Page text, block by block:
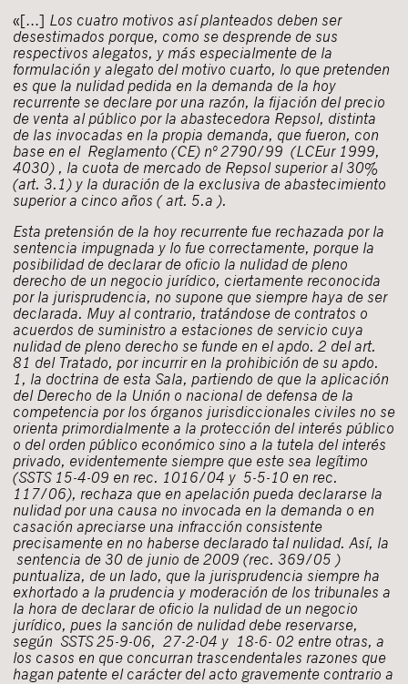
«[…] Los cuatro motivos así planteados deben ser
desestimados porque, como se desprende de sus
respectivos alegatos, y más especialmente de la
formulación y alegato del motivo cuarto, lo que pretenden
es que la nulidad pedida en la demanda de la hoy
recurrente se declare por una razón, la fijación del precio
de venta al público por la abastecedora Repsol, distinta
de las invocadas en la propia demanda, que fueron, con
base en el Reglamento (CE) nº 2790/99 (LCEur 1999,
4030) , la cuota de mercado de Repsol superior al 30%
(art. 3.1) y la duración de la exclusiva de abastecimiento
superior a cinco años ( art. 5.a ).
Esta pretensión de la hoy recurrente fue rechazada por la
sentencia impugnada y lo fue correctamente, porque la
posibilidad de declarar de oficio la nulidad de pleno
derecho de un negocio jurídico, ciertamente reconocida
por la jurisprudencia, no supone que siempre haya de ser
declarada. Muy al contrario, tratándose de contratos o
acuerdos de suministro a estaciones de servicio cuya
nulidad de pleno derecho se funde en el apdo. 2 del art.
81 del Tratado, por incurrir en la prohibición de su apdo.
1, la doctrina de esta Sala, partiendo de que la aplicación
del Derecho de la Unión o nacional de defensa de la
competencia por los órganos jurisdiccionales civiles no se
orienta primordialmente a la protección del interés público
o del orden público económico sino a la tutela del interés
privado, evidentemente siempre que este sea legítimo
(SSTS 15-4-09 en rec. 1016/04 y 5-5-10 en rec.
117/06), rechaza que en apelación pueda declararse la
nulidad por una causa no invocada en la demanda o en
casación apreciarse una infracción consistente
precisamente en no haberse declarado tal nulidad. Así, la
sentencia de 30 de junio de 2009 (rec. 369/05 )
puntualiza, de un lado, que la jurisprudencia siempre ha
exhortado a la prudencia y moderación de los tribunales a
la hora de declarar de oficio la nulidad de un negocio
jurídico, pues la sanción de nulidad debe reservarse,
según SSTS 25-9-06, 27-2-04 y 18-6- 02 entre otras, a
los casos en que concurran trascendentales razones que
hagan patente el carácter del acto gravemente contrario a